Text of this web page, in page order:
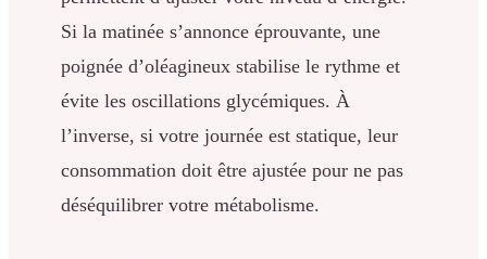
Si la matinée s’annonce éprouvante, une
poignée d’oléagineux stabilise le rythme et
évite les oscillations glycémiques. À
l’inverse, si votre journée est statique, leur
consommation doit être ajustée pour ne pas
déséquilibrer votre métabolisme.